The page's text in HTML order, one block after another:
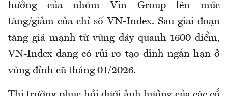
hưởng của nhóm Vin Group lên mức
tăng/giảm của chỉ số VN-Index. Sau giai đoạn
tăng giá mạnh từ vùng đáy quanh 1600 điểm,
VN-Index đang có rủi ro tạo đỉnh ngắn hạn ở
vùng đỉnh cũ tháng 01/2026.